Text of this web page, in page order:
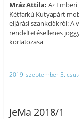
Mráz Attila: Az
Kétfarkú Kutyapárt
eljárási szankciókról: A
rendeltetésellenes
korlátozása
2019. szeptember 5.
JeMa 2018/1